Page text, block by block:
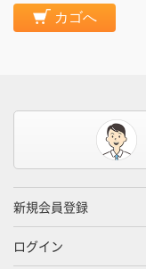
カゴへ
新規会員登録
ログイン